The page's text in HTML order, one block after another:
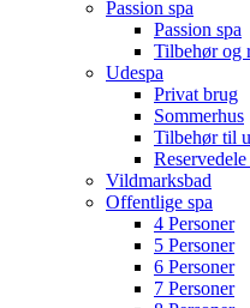
Passion spa
Passion spa
Tilbehør og
Udespa
Privat brug
Sommerhus
Tilbehør til
Vildmarksbad
Offentlige spa
4 Personer
5 Personer
6 Personer
7 Personer